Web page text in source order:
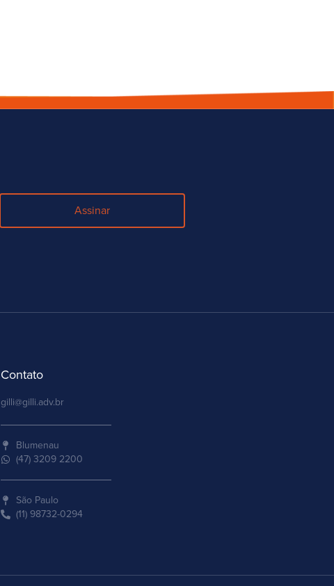
Assinar
Contato
gilli@gilli.adv.br
Blumenau
(47) 3209 2200
São Paulo
(11) 98732-0294